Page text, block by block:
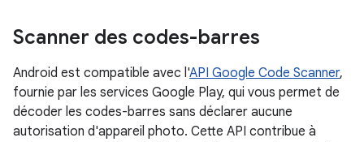
Scanner des codes-barres
Android est compatible avec l'API Google Code Scanner,
fournie par les services Google Play, qui vous permet de
décoder les codes-barres sans déclarer aucune
autorisation d'appareil photo. Cette API contribue à